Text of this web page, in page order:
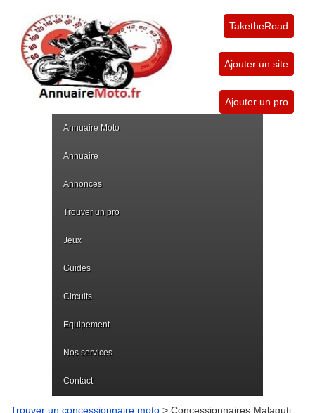
TaketheRoad
Ajouter un site
Ajouter un pro
Annuaire Moto
Annuaire
Annonces
Trouver un pro
Jeux
Guides
Circuits
Equipement
Nos services
Contact
Trouver un concessionnaire moto > Concessionnaires Malaguti